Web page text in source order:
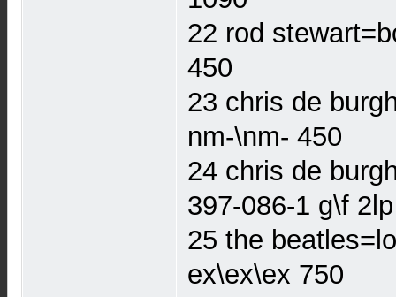
22 rod
450
23 chris de
nm-\nm- 450
24 chris de
397-086-1 g\f
25 the
ex\ex\ex 750